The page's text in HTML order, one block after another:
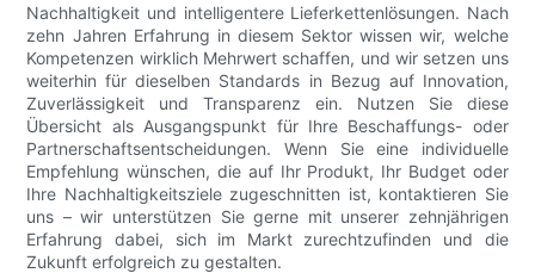
Nachhaltigkeit und intelligentere Lieferkettenlösungen. Nach
zehn Jahren Erfahrung in diesem Sektor wissen wir, welche
Kompetenzen wirklich Mehrwert schaffen, und wir setzen uns
weiterhin für dieselben Standards in Bezug auf Innovation,
Zuverlässigkeit und Transparenz ein. Nutzen Sie diese
Übersicht als Ausgangspunkt für Ihre Beschaffungs- oder
Partnerschaftsentscheidungen. Wenn Sie eine individuelle
Empfehlung wünschen, die auf Ihr Produkt, Ihr Budget oder
Ihre Nachhaltigkeitsziele zugeschnitten ist, kontaktieren Sie
uns – wir unterstützen Sie gerne mit unserer zehnjährigen
Erfahrung dabei, sich im Markt zurechtzufinden und die
Zukunft erfolgreich zu gestalten.